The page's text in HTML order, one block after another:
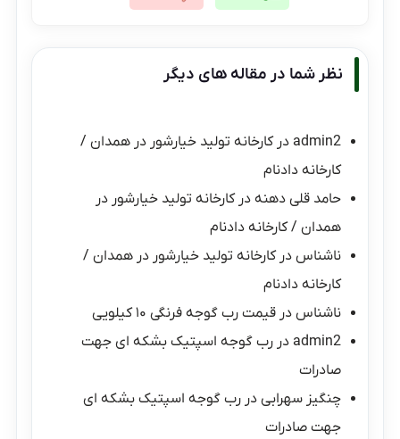
نظر شما در مقاله های دیگر
admin2 درکارخانه تولید خیارشور در همدان /
کارخانه دادنام
حامد قلی دهنه درکارخانه تولید خیارشور در
همدان / کارخانه دادنام
ناشناس درکارخانه تولید خیارشور در همدان /
کارخانه دادنام
ناشناس درقیمت رب گوجه فرنگی ۱۰ کیلویی
admin2 دررب گوجه اسپتیک بشکه ای جهت
صادرات
چنگیز سهرابی دررب گوجه اسپتیک بشکه ای
جهت صادرات